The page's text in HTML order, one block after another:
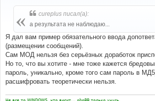
е
cureplus писал(а):
а результата не наблюдаю...
Я дал вам пример обязательного ввода
(размещении сообщений).
Сам МОД нельзя без серьёзных доработок
Но то, что вы хотите - мне тоже кажется
пароль, уникально, кроме того сам пароль в
расшифровать теоретически нельзя.